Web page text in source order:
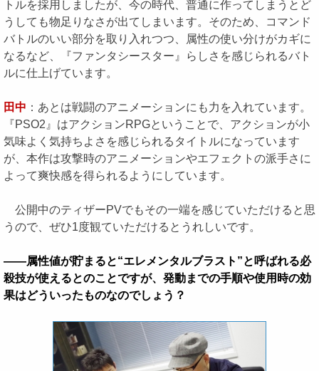
トルを採用しましたが、今の時代、普通に作ってしまうとど
うしても物足りなさが出てしまいます。そのため、コマンド
バトルのいい部分を取り入れつつ、属性の使い分けがカギに
なるなど、『ファンタシースター』らしさを感じられるバト
ルに仕上げています。
田中 ：あとは戦闘のアニメーションにも力を入れています。
『PSO2』はアクションRPGということで、アクションが小
気味よく気持ちよさを感じられるタイトルになっています
が、本作は攻撃時のアニメーションやエフェクトの派手さに
よって爽快感を得られるようにしています。
公開中のティザーPVでもその一端を感じていただけると思
うので、ぜひ1度観ていただけるとうれしいです。
――属性値が貯まると“エレメンタルブラスト”と呼ばれる必
殺技が使えるとのことですが、発動までの手順や使用時の効
果はどういったものなのでしょう？